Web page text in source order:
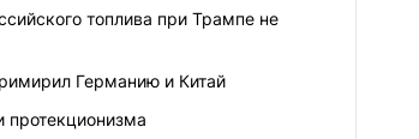
топлива при Трампе не
Германию и Китай
протекционизма